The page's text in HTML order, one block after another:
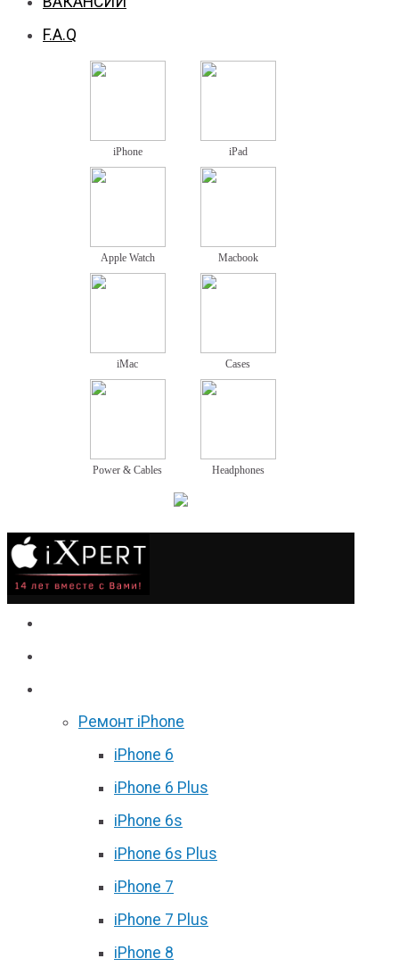
F.A.Q
iPhone iPad
Apple Watch Macbook
iMac Cases
Power & Cables Headphones
Ремонт iPhone
iPhone 6
iPhone 6 Plus
iPhone 6s
iPhone 6s Plus
iPhone 7
iPhone 7 Plus
iPhone 8